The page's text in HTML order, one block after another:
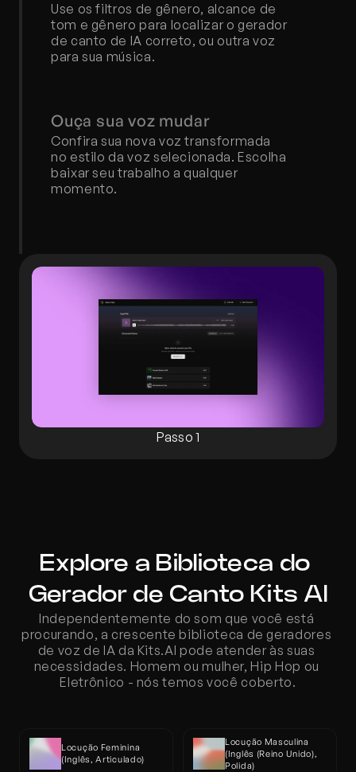
Use os filtros de gênero, alcance de
tom e gênero para localizar o gerador
de canto de IA correto, ou outra voz
para sua música.
Ouça sua voz mudar
Confira sua nova voz transformada
no estilo da voz selecionada. Escolha
baixar seu trabalho a qualquer
momento.
Passo 1
Explore a Biblioteca do
Gerador de Canto Kits AI
Independentemente do som que você está
procurando, a crescente biblioteca de geradores
de voz de IA da Kits.AI pode atender às suas
necessidades. Homem ou mulher, Hip Hop ou
Eletrônico - nós temos você coberto.
Locução Feminina
(Inglês, Articulado)
Locução Masculina
(Inglês (Reino Unido),
Polida)